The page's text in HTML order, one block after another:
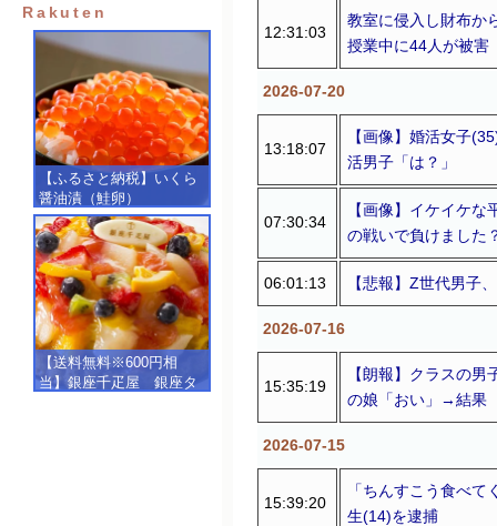
成品フィギュア
Rakuten
【ふるさと納税】いくら
醤油漬（鮭卵）
【500g（250g×2）】
【送料無料※600円相
当】銀座千疋屋 銀座タ
12:31:03
教室に侵入し財布か
授業中に44人が被害
2026-07-20
13:18:07
【画像】婚活女子
活男子「は？」
07:30:34
【画像】イケイケ
の戦いで負けました
06:01:13 【悲報】Z世代男子
2026-07-16
15:35:19
【朗報】クラスの
の娘「おい」→結果
2026-07-15
15:39:20
「ちんすこう食べ
生(14)を逮捕